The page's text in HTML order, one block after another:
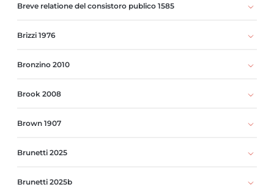
Breve relatione del consistoro publico 1585
Brizzi 1976
Bronzino 2010
Brook 2008
Brown 1907
Brunetti 2025
Brunetti 2025b